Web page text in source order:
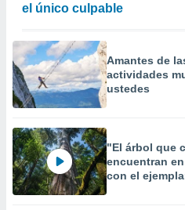
el único culpable
Amantes de
actividades
ustedes
"El árbol que
encuentran
con el